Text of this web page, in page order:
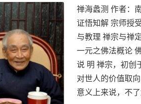
禅海蠡测 作者：
证悟知解 宗师授
与教理 禅宗与禅
一元之佛法概论
说 明 禅宗，初创
对世人的价值取
意义上来说，不